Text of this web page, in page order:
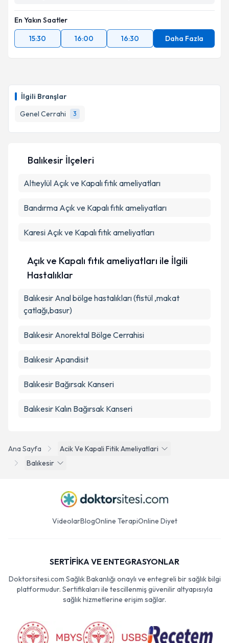
İlgili Branşlar
Genel Cerrahi
3
En Yakın Saatler
15:30
16:00 16:30 Daha Fazla
Ana Sayfa
Acik Ve Kapali Fitik Ameliyatlari
Balıkesir
Balıkesir İlçeleri
Altıeylül Açık ve Kapalı fıtık ameliyatları
Bandırma Açık ve Kapalı fıtık ameliyatları
Karesi Açık ve Kapalı fıtık ameliyatları
Açık ve Kapalı fıtık ameliyatları ile İlgili
Hastalıklar
Balıkesir Anal bölge hastalıkları (fistül ,makat
çatlağı,basur)
Balıkesir Anorektal Bölge Cerrahisi
Balıkesir Apandisit
Balıkesir Bağırsak Kanseri
Balıkesir Kalın Bağırsak Kanseri
VideolarBlogOnline TerapiOnline Diyet
SERTİFİKA VE ENTEGRASYONLAR
Doktorsitesi.com Sağlık Bakanlığı onaylı ve entegreli bir sağlık bilgi
platformudur. Sertifikaları ile tescillenmiş güvenilir altyapısıyla
sağlık hizmetlerine erişim sağlar.